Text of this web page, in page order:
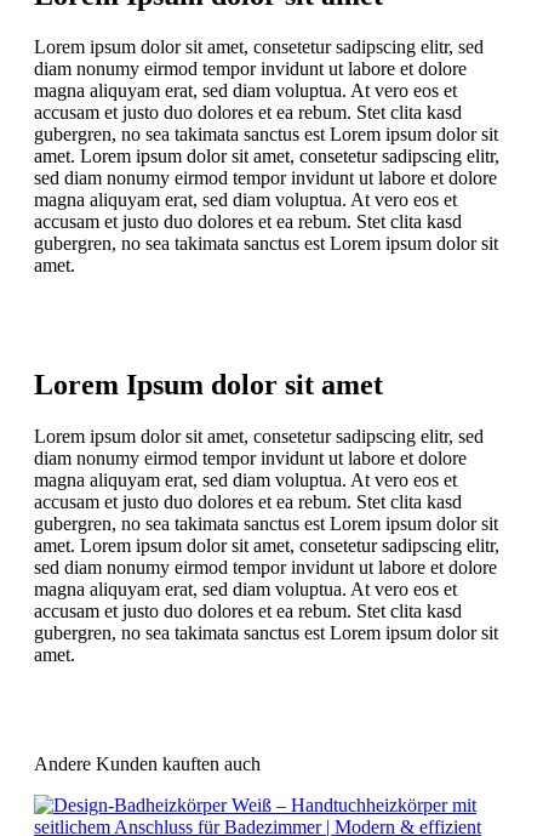
Lorem ipsum dolor sit amet, consetetur sadipscing elitr, sed
diam nonumy eirmod tempor invidunt ut labore et dolore
magna aliquyam erat, sed diam voluptua. At vero eos et
accusam et justo duo dolores et ea rebum. Stet clita kasd
gubergren, no sea takimata sanctus est Lorem ipsum dolor sit
amet. Lorem ipsum dolor sit amet, consetetur sadipscing elitr,
sed diam nonumy eirmod tempor invidunt ut labore et dolore
magna aliquyam erat, sed diam voluptua. At vero eos et
accusam et justo duo dolores et ea rebum. Stet clita kasd
gubergren, no sea takimata sanctus est Lorem ipsum dolor sit
amet.
Lorem Ipsum dolor sit amet
Lorem ipsum dolor sit amet, consetetur sadipscing elitr, sed
diam nonumy eirmod tempor invidunt ut labore et dolore
magna aliquyam erat, sed diam voluptua. At vero eos et
accusam et justo duo dolores et ea rebum. Stet clita kasd
gubergren, no sea takimata sanctus est Lorem ipsum dolor sit
amet. Lorem ipsum dolor sit amet, consetetur sadipscing elitr,
sed diam nonumy eirmod tempor invidunt ut labore et dolore
magna aliquyam erat, sed diam voluptua. At vero eos et
accusam et justo duo dolores et ea rebum. Stet clita kasd
gubergren, no sea takimata sanctus est Lorem ipsum dolor sit
amet.
Andere Kunden kauften auch